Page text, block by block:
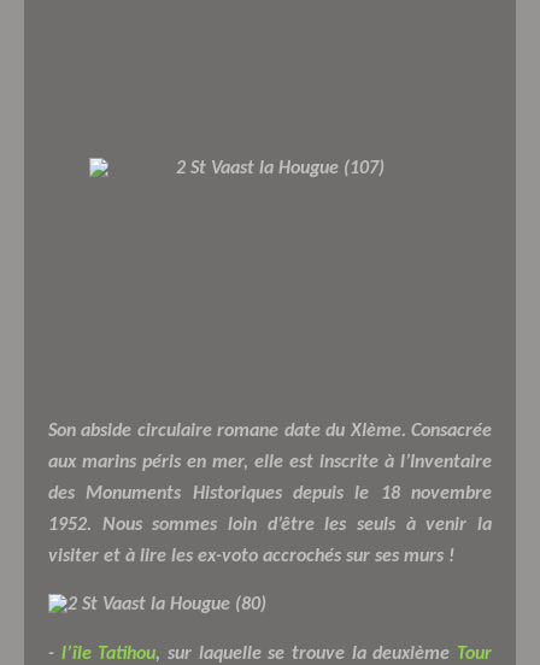
Son abside circulaire romane date du XIème. Consacrée
aux marins péris en mer, elle est inscrite à l’Inventaire
des Monuments Historiques depuis le 18 novembre
1952. Nous sommes loin d’être les seuls à venir la
visiter et à lire les ex-voto accrochés sur ses murs !
- l’île Tatihou, sur laquelle se trouve la deuxième Tour